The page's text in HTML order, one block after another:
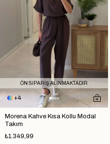
4
Morena Kahve Kısa Kollu Modal
Takım
₺1.349,99
ÖN SİPARİŞ ALINMAKTADIR